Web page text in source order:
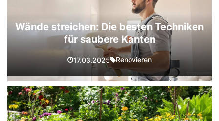
Wände streichen: Die besten Techniken
für saubere Kanten
17.03.2025 Renovieren